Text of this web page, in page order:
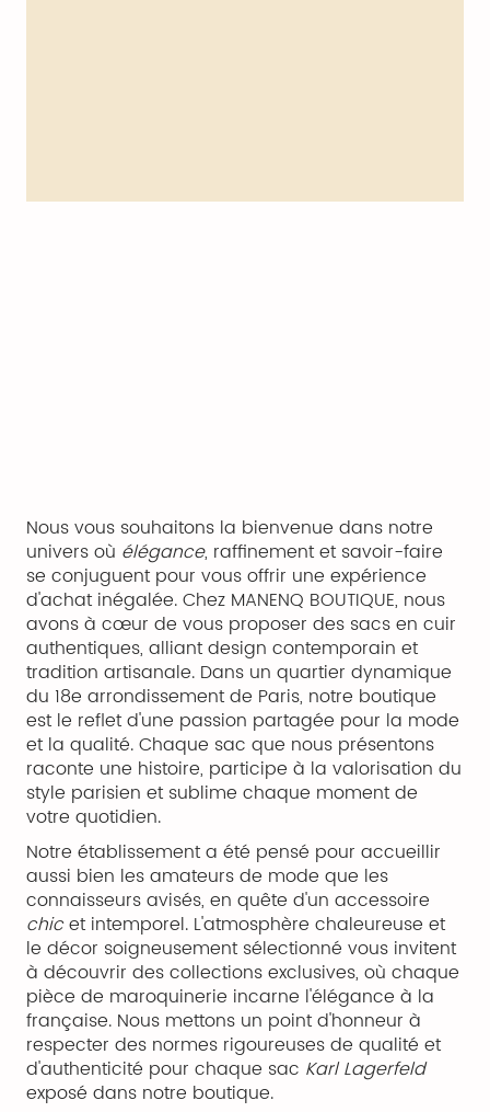
Nous vous souhaitons la bienvenue dans notre
univers où élégance, raffinement et savoir-faire
se conjuguent pour vous offrir une expérience
d'achat inégalée. Chez MANENQ BOUTIQUE, nous
avons à cœur de vous proposer des sacs en cuir
authentiques, alliant design contemporain et
tradition artisanale. Dans un quartier dynamique
du 18e arrondissement de Paris, notre boutique
est le reflet d'une passion partagée pour la mode
et la qualité. Chaque sac que nous présentons
raconte une histoire, participe à la valorisation du
style parisien et sublime chaque moment de
votre quotidien.
Notre établissement a été pensé pour accueillir
aussi bien les amateurs de mode que les
connaisseurs avisés, en quête d'un accessoire
chicet intemporel. L'atmosphère chaleureuse et
le décor soigneusement sélectionné vous invitent
à découvrir des collections exclusives, où chaque
pièce de maroquinerie incarne l'élégance à la
française. Nous mettons un point d'honneur à
respecter des normes rigoureuses de qualité et
d'authenticité pour chaque sac Karl Lagerfeld
exposé dans notre boutique.